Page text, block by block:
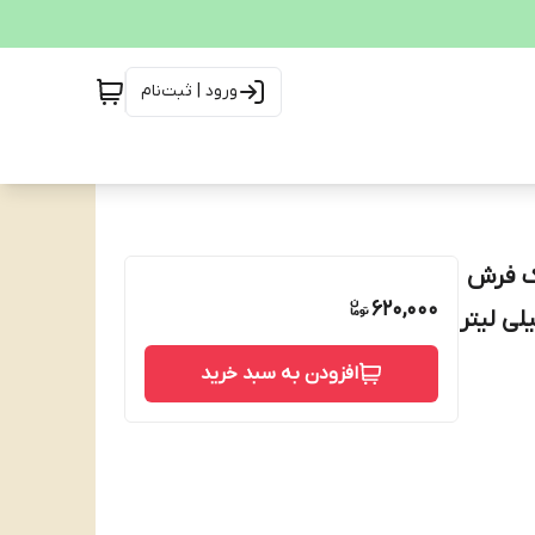
ورود | ثبت‌نام
فرش
620,000
افزودن به سبد خرید